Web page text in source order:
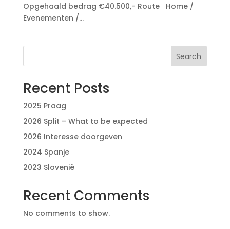
Opgehaald bedrag €40.500,- Route Home /
Evenementen /...
Search
Recent Posts
2025 Praag
2026 Split – What to be expected
2026 Interesse doorgeven
2024 Spanje
2023 Slovenië
Recent Comments
No comments to show.